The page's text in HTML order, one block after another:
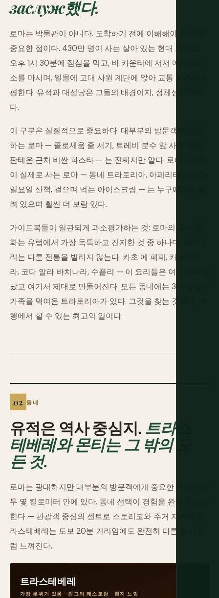
заслуж했다.
로마는 박물관이 아니다. 도착하기 전에 이해해야 할 가장
중요한 점이다. 430만 명이 사는 살아 있는 현대 도시로,
오후 1시 30분에 점심을 먹고, 바 카운터에 서서 에스프레
소를 마시며, 일몰에 고대 사원 계단에 앉아 교통 체증을 불
평한다. 유적과 대성당은 그들의 배경이지, 정체성은 아니
다.
이 구분은 실질적으로 중요하다. 대부분의 방문객이 경험
하는 로마 — 콜로세움 줄 서기, 트레비 분수 앞 사진 촬영,
판테온 근처 비싼 파스타 — 는 진짜지만 얕다. 로마 사람들
이 실제로 사는 로마 — 동네 트라토리아, 아페리티보 시간,
일요일 산책, 걸으며 먹는 아이스크림 — 는 누구에게나 열
려 있으며 훨씬 더 보람 있다.
가이드북들이 일관되게 과소평가하는 것: 로마의 음식 문
화는 유럽에서 가장 독특하고 진지한 것 중 하나다. 로마 요
리는 다른 전통을 빌리지 않는다. 카초 에 페페, 카르보나
라, 코다 알라 바치나라, 수플리 — 이 요리들은 여기서 태어
났고 여기서 제대로 만들어진다. 모든 동네에는 3대째 같은
가족을 먹여온 트라토리아가 있다. 그것을 찾는 것이 첫 여
행에서 할 수 있는 최고의 일이다.
동네
유적은 역사 중심지. 트라스
테베레와 몬티는 그 밖의 모
든 것.
로마는 광대하지만 대부분의 방문객에게 중요한 지역은 모
두 몇 킬로미터 안에 있다. 동네 선택이 경험을 완전히 결정
한다 — 관광객 중심의 센트로 스토리코와 주거 지역인 트
라스테베레는 도보 20분 거리임에도 완전히 다른 도시처
럼 느껴진다.
트라스테베레
가장 분위기 있음 · 최고의 레스토랑 · 현지 느낌